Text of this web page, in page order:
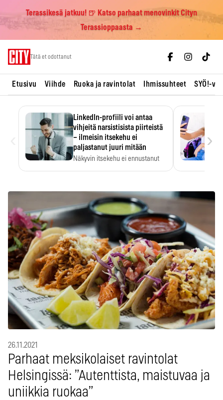
Terassikesä jatkuu! 🍺 Katso parhaat menovinkit Cityn
Terassioppaasta →
Tätä et odottanut
Etusivu Viihde Ruoka ja ravintolat Ihmissuhteet SYÖ!-
LinkedIn-profiili voi antaa
vihjeitä narsistisista piirteistä
– ilmeisin itsekehu ei
paljastanut juuri mitään
Näkyvin itsekehu ei ennustanut
›
26.11.2021
Parhaat meksikolaiset ravintolat
Helsingissä: ”Autenttista, maistuvaa ja
uniikkia ruokaa”